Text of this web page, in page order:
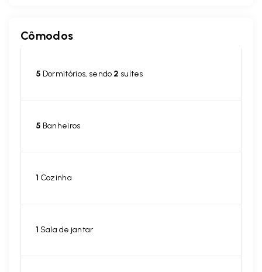
Cômodos
5 Dormitórios, sendo 2 suítes
5 Banheiros
1 Cozinha
1 Sala de jantar